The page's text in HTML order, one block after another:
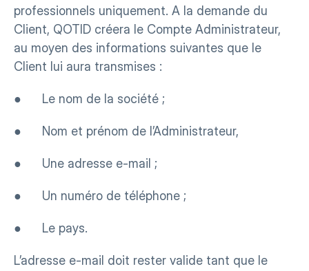
professionnels uniquement. A la demande du
Client, QOTID créera le Compte Administrateur,
au moyen des informations suivantes que le
Client lui aura transmises :
●      Le nom de la société ;
●      Nom et prénom de l’Administrateur,
●      Une adresse e-mail ;
●      Un numéro de téléphone ;
●      Le pays.
L’adresse e-mail doit rester valide tant que le